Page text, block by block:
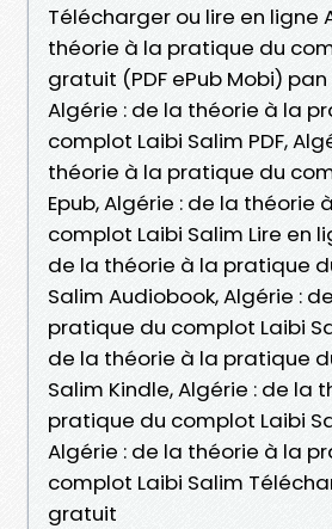
Télécharger ou lire en ligne
théorie à la pratique du
gratuit (PDF ePub Mobi) pan
Algérie : de la théorie à la
complot Laibi Salim PDF,
théorie à la pratique du
Epub, Algérie : de la théorie
complot Laibi Salim Lire en
de la théorie à la pratique
Salim Audiobook, Algérie :
pratique du complot Laibi
de la théorie à la pratique
Salim Kindle, Algérie : de la
pratique du complot Laibi
Algérie : de la théorie à la
complot Laibi Salim
gratuit